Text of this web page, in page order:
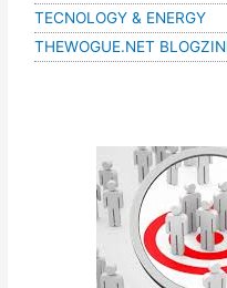
TECNOLOGY & ENERGY
THEWOGUE.NET